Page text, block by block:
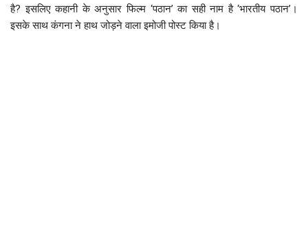
है? इसलिए कहानी के अनुसार फिल्म ‘पठान’ का सही नाम है ‘भारतीय पठान’।
इसके साथ कंगना ने हाथ जोड़ने वाला इमोजी पोस्ट किया है।